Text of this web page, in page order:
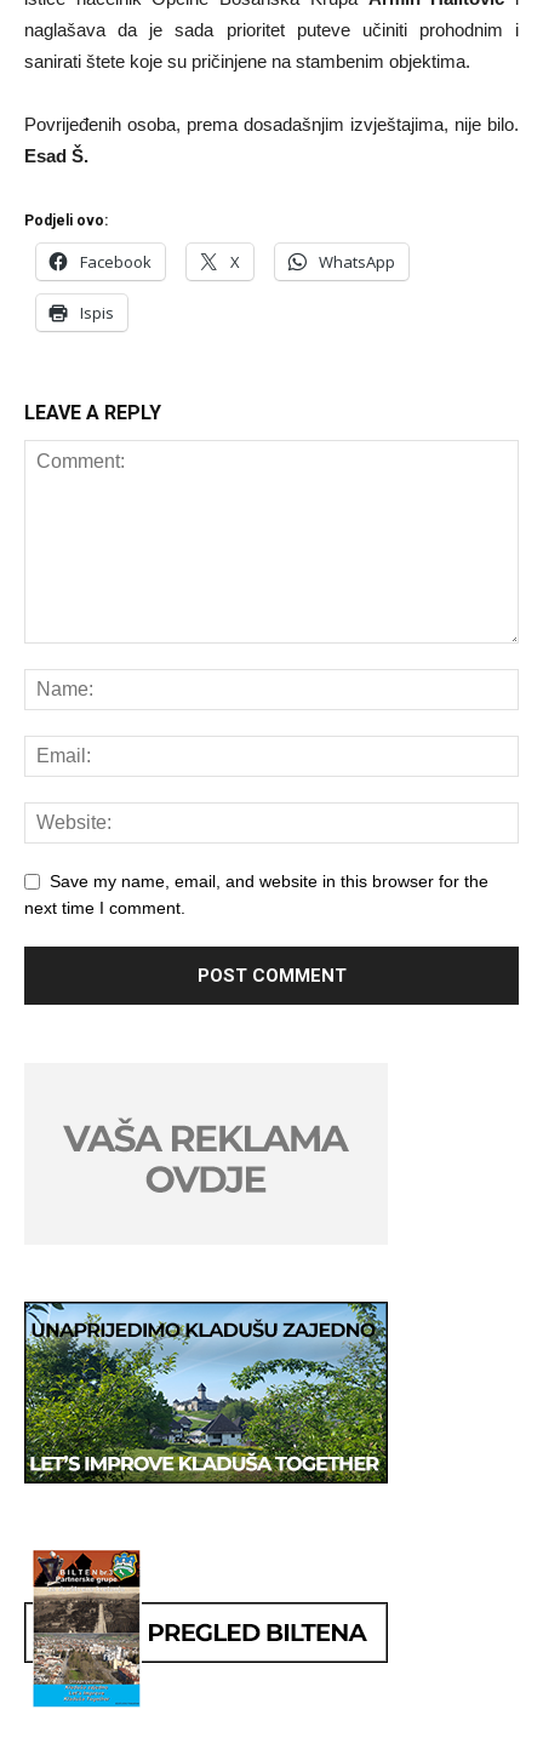
naglašava da je sada prioritet puteve učiniti prohodnim i
sanirati štete koje su pričinjene na stambenim objektima.
Povrijeđenih osoba, prema dosadašnjim izvještajima, nije bilo.
Esad Š.
Podjeli ovo:
Facebook X WhatsApp
Ispis
LEAVE A REPLY
Save my name, email, and website in this browser for the
next time I comment.